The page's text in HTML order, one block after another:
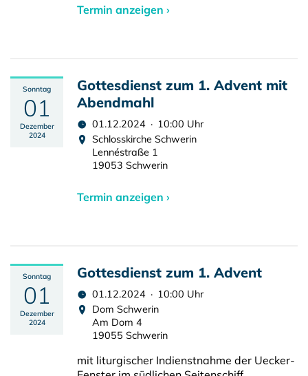
Termin anzeigen ›
Sonntag
01
Dezember
2024
Gottesdienst zum 1. Advent mit
Abendmahl
01.12.2024 · 10:00 Uhr
Schlosskirche Schwerin
Lennéstraße 1
19053 Schwerin
Termin anzeigen ›
Sonntag
01
Dezember
2024
Gottesdienst zum 1. Advent
01.12.2024 · 10:00 Uhr
Dom Schwerin
Am Dom 4
19055 Schwerin
mit liturgischer Indienstnahme der Uecker-